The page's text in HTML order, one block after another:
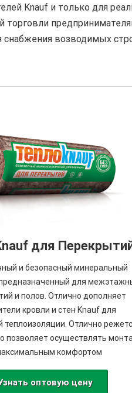
Knauf и только для
снабжения возводимых
для
и безопасный минеральный
для
и полов. Отлично дополняет
кровли и стен Knauf для
теплоизоляции. Отлично
позволяет осуществлять
комфортом
оптовую цену